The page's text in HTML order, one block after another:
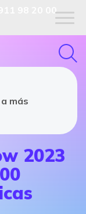
911 98 20 00
más
2023